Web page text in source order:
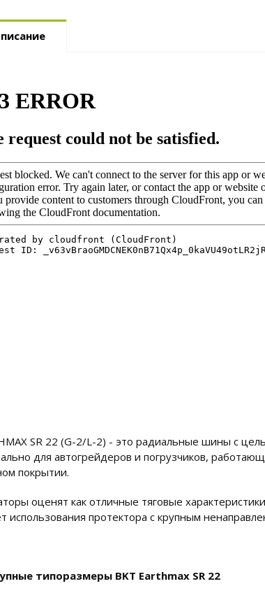
SR 22 (G-2/L-2) - это радиальные шины с
для автогрейдеров и погрузчиков,
покрытии.
оценят как отличные тяговые
использования протектора с крупным
типоразмеры BKT Earthmax SR 22